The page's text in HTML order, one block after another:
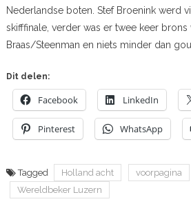
Nederlandse boten. Stef Broenink werd
skifffinale, verder was er twee keer brons
Braas/Steenman en niets minder dan
Dit delen:
Facebook LinkedIn
Pinterest WhatsApp
Tagged Holland acht
voorpagina
Wereldbeker Luzern